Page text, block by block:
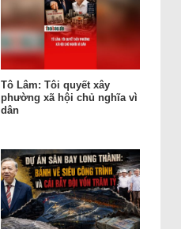
Tô Lâm: Tôi quyết xây
phường xã hội chủ nghĩa vì
dân